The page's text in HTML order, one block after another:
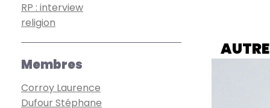
RP : interview
religion
Membres
Corroy Laurence
Dufour Stéphane